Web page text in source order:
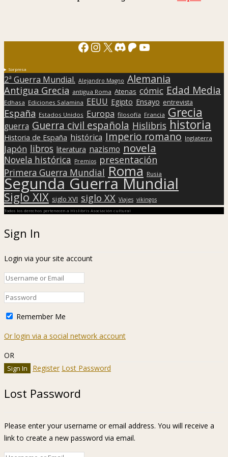
Facebook
Instagram
X Discord
Patreon
YouTube
Sorpresa
2ª Guerra Mundial. Alejandro Magno Alemania
Antigua Grecia antigua Roma Atenas cómic Edad Media
Edhasa Ediciones Salamina EEUU Egipto Ensayo entrevista
España Estados Unidos Europa filosofía Francia Grecia
guerra Guerra civil española Hislibris historia
Historia de España histórica Imperio romano Inglaterra
Japón libros literatura nazismo novela
Novela histórica Premios presentación
Primera Guerra Mundial Roma Rusia
Segunda Guerra Mundial
Siglo XIX siglo XVI siglo XX Viajes vikingos
Todos los derechos pertenecen a Hislibris Asociación cultural
Sign In
Login via your site account
Remember Me
Or login via a social network account
OR
Register Lost Password
Lost Password
Please enter your username or email address. You will receive a
link to create a new password via email.